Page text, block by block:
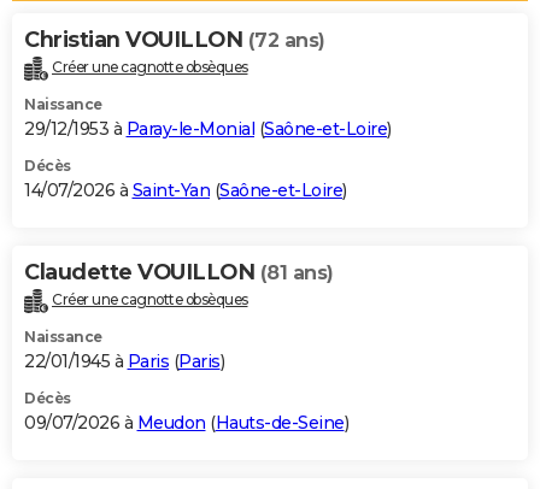
Alimentation
Guide de la santé
Maladies
Médicaments
Sommeil
VOYAGE
Destinations
City break
Voyage nature
Voyage de noces
Forum
Climat
+PHOTO
GUIDES D'ACHAT
BONS PLANS
Carte de Noël
Carte Bonne année
Carte Saint-Valentin
Carte Pâques
Carte d'anniversaire
DICTIONNAIRE
Dictionnaire
Biographies
Citations
Expressions
Proverbes
PROGRAMME TV
S'inscrire
Se connecter
Lycées
Collèges
Primaires
Universités
Entreprises
Service militaire
Avis de recherche
AVIS DE DÉCÈS
Christian VOUILLON (72 ans)
Créer une cagnotte obsèques
Naissance
29/12/1953 à Paray-le-Monial (Saône-et-Loire)
Décès
14/07/2026 à Saint-Yan (Saône-et-Loire)
Claudette VOUILLON (81 ans)
Créer une cagnotte obsèques
Naissance
22/01/1945 à Paris (Paris)
Décès
09/07/2026 à Meudon (Hauts-de-Seine)